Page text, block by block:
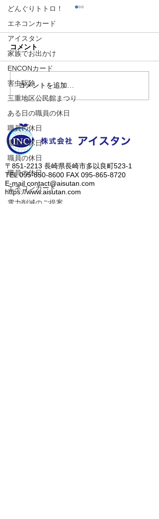
どんぐりトトロ！
エネコンカード
アイスタン
家族でお出かけ
ENCONカード
害虫駆除
三重地区公民館まつり
ある日の職員の休日
職員の休日
職員の休日
職員の休日
職員の休日
エネコンカード
電力削減のご提案
【世界に一台だけのカス
タムカブ！】
コメント
コメントを追加…
​〒851-2213 長崎県長崎市多以良町523-1
TEL095-850-8600 FAX 095-865-8720
E-mail contact@aisutan.com
https://www.aisutan.com